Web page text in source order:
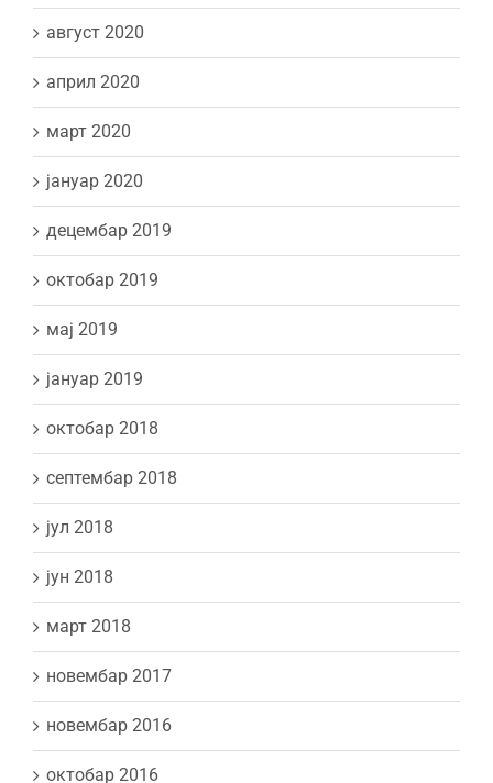
август 2020
април 2020
март 2020
јануар 2020
децембар 2019
октобар 2019
мај 2019
јануар 2019
октобар 2018
септембар 2018
јул 2018
јун 2018
март 2018
новембар 2017
новембар 2016
октобар 2016